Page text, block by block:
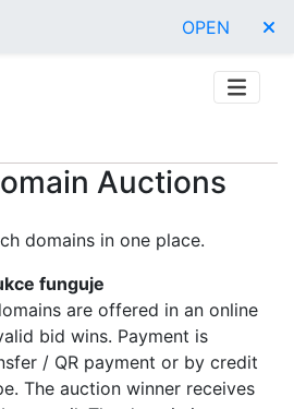
OPEN
Auctions
domains in one place.
funguje
are offered in an online
bid wins. Payment is
/ QR payment or by credit
The auction winner receives